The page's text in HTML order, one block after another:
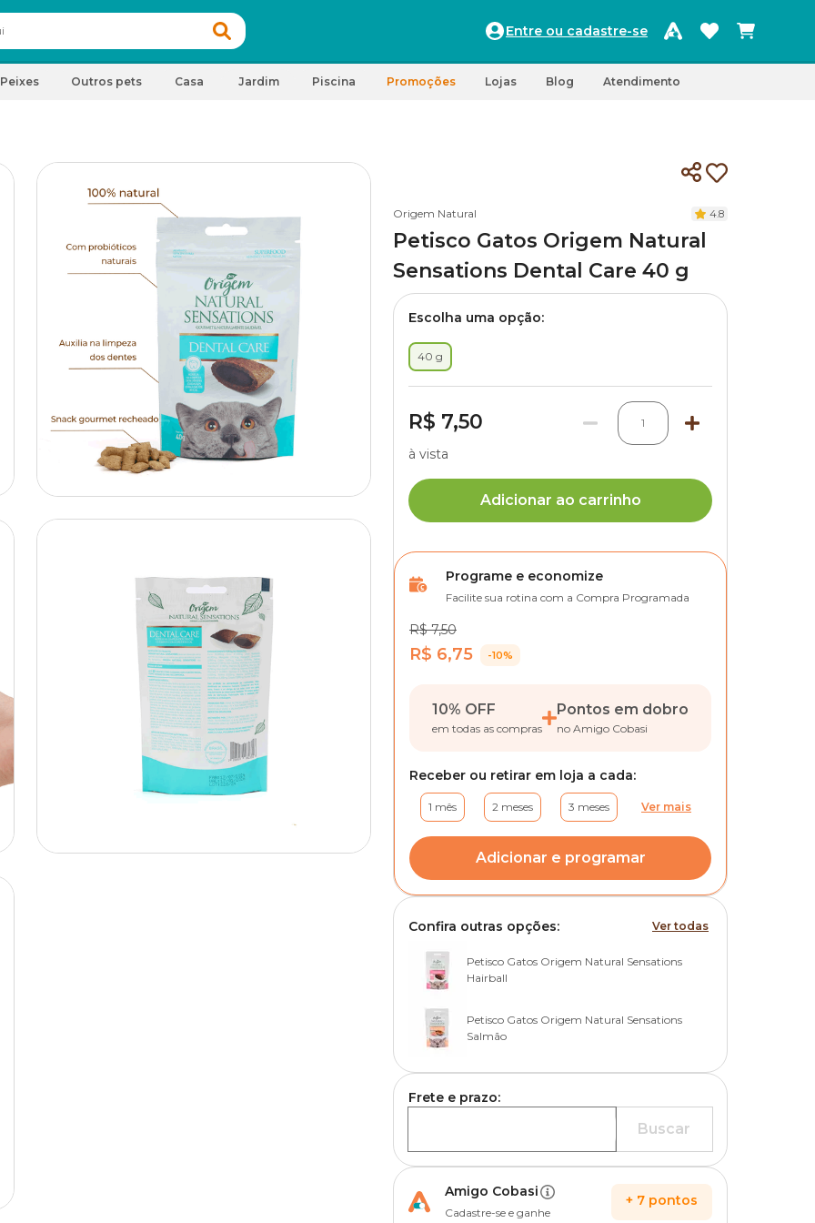
Entre ou cadastre-se
Peixes Outros pets Casa Jardim Piscina Promoções Lojas Blog Atendimento
Origem Natural 4.8
Petisco Gatos Origem Natural
Sensations Dental Care 40 g
Escolha uma opção:
40 g
R$ 7,50 1
à vista
Adicionar ao carrinho
Programe e economize
Facilite sua rotina com a Compra Programada
R$ 7,50
R$ 6,75 -10%
10% OFF
em todas as compras
Pontos em dobro
no Amigo Cobasi
Receber ou retirar em loja a cada:
1 mês 2 meses 3 meses Ver mais
Adicionar e programar
Confira outras opções: Ver todas
Petisco Gatos Origem Natural Sensations
Hairball
Petisco Gatos Origem Natural Sensations
Salmão
Frete e prazo:
Buscar
Amigo Cobasi
Cadastre-se e ganhe
+ 7 pontos